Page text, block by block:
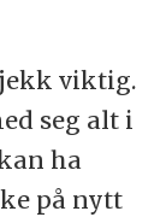
viktig.
seg alt i
ha
på nytt